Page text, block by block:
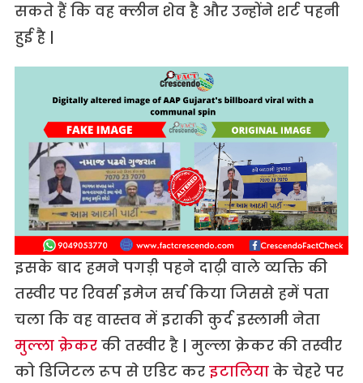
सकते हैं कि वह क्लीन शेव है और उन्होंने शर्ट पहनी
हुई है |
इसके बाद हमने पगड़ी पहने दाढ़ी वाले व्यक्ति की
तस्वीर पर रिवर्स इमेज सर्च किया जिससे हमें पता
चला कि वह वास्तव में इराकी कुर्द इस्लामी नेता
मुल्ला क्रेकरकी तस्वीर है | मुल्ला क्रेकर की तस्वीर
को डिजिटल रूप से एडिट कर इटालियाके चेहरे पर